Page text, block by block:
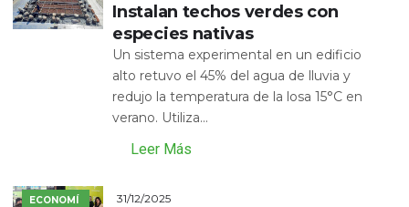
Instalan techos verdes con
especies nativas
Un sistema experimental en un edificio
alto retuvo el 45% del agua de lluvia y
redujo la temperatura de la losa 15°C en
verano. Utiliza...
Leer Más
ECONOMÍ
31/12/2025